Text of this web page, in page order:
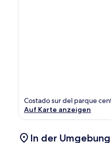
Costado sur del parque
Auf Karte anzeigen
In der Umgebung